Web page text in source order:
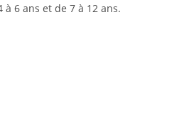
6 ans et de 7 à 12 ans.